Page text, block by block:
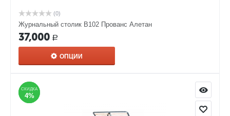
(0)
Журнальный столик В102 Прованс Алетан
37,000 Р
ОПЦИИ
СКИДКА
4%
СКИДКА
4%